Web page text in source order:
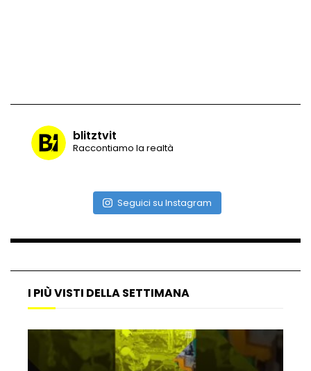
attimi di paura
i droni russi
blitztvit
Raccontiamo la realtà
Seguici su Instagram
I PIÙ VISTI DELLA SETTIMANA